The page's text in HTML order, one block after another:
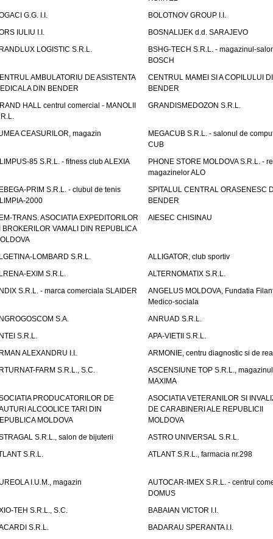
G.G. I.I.
BOLOTNOV GROUP I.I.
IULIU I.I.
BOSNALIJEK d.d. SARAJEVO
LOGISTIC S.R.L.
BSHG-TECH S.R.L. - magazinul-
BOSCH
AMBULATORIU DE ASISTENTA
DIN BENDER
CENTRUL MAMEI SI A COPILULUI
BENDER
HALL centrul comercial - MANOLII
GRANDISMEDOZON S.R.L.
CEASURILOR, magazin
MEGACUB S.R.L. - salonul de
CUB
85 S.R.L. - fitness club ALEXIA
PHONE STORE MOLDOVA S.R.L. -
magazinelor ALO
PRIM S.R.L. - clubul de tenis
2000
SPITALUL CENTRAL ORASENESC
BENDER
TRANS. ASOCIATIA EXPEDITORILOR
BROKERILOR VAMALI DIN REPUBLICA
AIESEC CHISINAU
LOMBARD S.R.L.
ALLIGATOR, club sportiv
EXIM S.R.L.
ALTERNOMATIX S.R.L.
S.R.L. - marca comerciala SLAIDER
ANGELUS MOLDOVA, Fundatia
Medico-sociala
S.A.
ANRUAD S.R.L.
S.R.L.
APA-VIETII S.R.L.
ALEXANDRU I.I.
ARMONIE, centru diagnostic si de
FARM S.R.L., S.C.
ASCENSIUNE TOP S.R.L., magazinul
MAXIMA
PRODUCATORILOR DE
ALCOOLICE TARI DIN
MOLDOVA
ASOCIATIA VETERANILOR SI
DE CARABINERI ALE REPUBLICII
MOLDOVA
S.R.L., salon de bijuterii
ASTRO UNIVERSAL S.R.L.
S.R.L.
ATLANT S.R.L., farmacia nr.298
I.U.M., magazin
AUTOCAR-IMEX S.R.L. - centrul
DOMUS
TEH S.R.L., S.C.
BABAIAN VICTOR I.I.
S.R.L.
BADARAU SPERANTA I.I.